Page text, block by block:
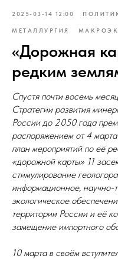
2025-03-14 12:00
МЕТАЛЛУРГИЯ
«Дорожная
редким
Cпустя почти восемь
Стратегии развития
России до 2050 года
распоряжением от 4
план мероприятий по её
«дорожной карты» 11
стимулирование
информационное, научно-
экологическое
территории России и её
замещение импортного
10 марта в своём